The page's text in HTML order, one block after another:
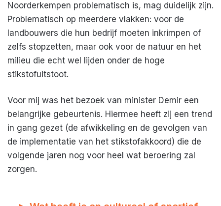
Noorderkempen problematisch is, mag duidelijk zijn.
Problematisch op meerdere vlakken: voor de
landbouwers die hun bedrijf moeten inkrimpen of
zelfs stopzetten, maar ook voor de natuur en het
milieu die echt wel lijden onder de hoge
stikstofuitstoot.
Voor mij was het bezoek van minister Demir een
belangrijke gebeurtenis. Hiermee heeft zij een trend
in gang gezet (de afwikkeling en de gevolgen van
de implementatie van het stikstofakkoord) die de
volgende jaren nog voor heel wat beroering zal
zorgen.